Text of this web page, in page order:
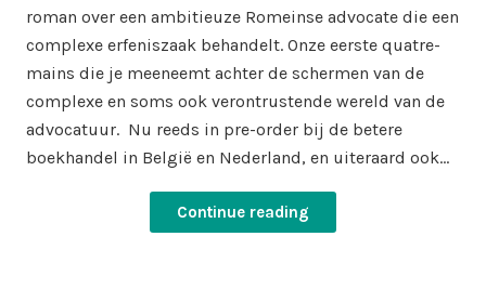
roman over een ambitieuze Romeinse advocate die een
complexe erfeniszaak behandelt. Onze eerste quatre-
mains die je meeneemt achter de schermen van de
complexe en soms ook verontrustende wereld van de
advocatuur. Nu reeds in pre-order bij de betere
boekhandel in België en Nederland, en uiteraard ook…
Continue reading